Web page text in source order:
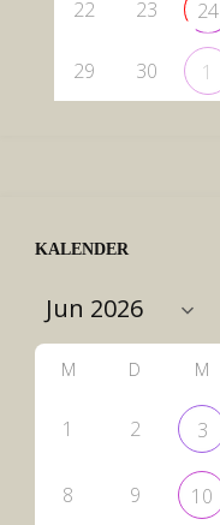
22 23 24
29 30 1
KALENDER
M D M
1 2 3
8 9 10